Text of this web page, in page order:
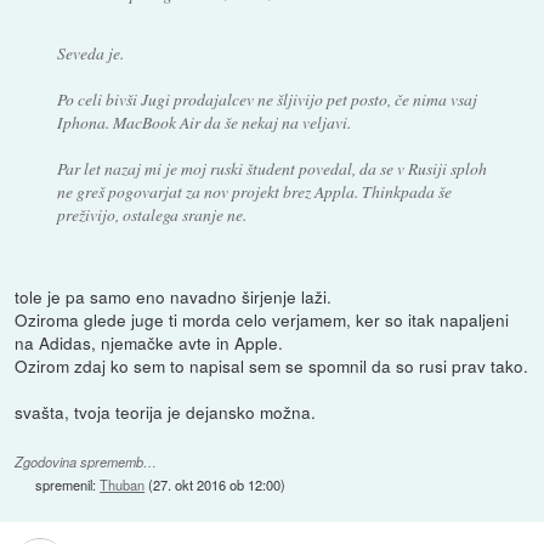
Seveda je.
Po celi bivši Jugi prodajalcev ne šljivijo pet posto, če nima vsaj
Iphona. MacBook Air da še nekaj na veljavi.
Par let nazaj mi je moj ruski študent povedal, da se v Rusiji sploh
ne greš pogovarjat za nov projekt brez Appla. Thinkpada še
preživijo, ostalega sranje ne.
tole je pa samo eno navadno širjenje laži.
Oziroma glede juge ti morda celo verjamem, ker so itak napaljeni
na Adidas, njemačke avte in Apple.
Ozirom zdaj ko sem to napisal sem se spomnil da so rusi prav tako.
svašta, tvoja teorija je dejansko možna.
Zgodovina sprememb…
spremenil:Thuban(27. okt 2016 ob 12:00)